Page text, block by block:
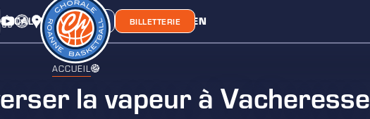
CALENDRIERCLASSEMENTCHORA' LIEN
BOUTIQUE BILLETTERIE
ACCUEIL
la vapeur à Vacheresse